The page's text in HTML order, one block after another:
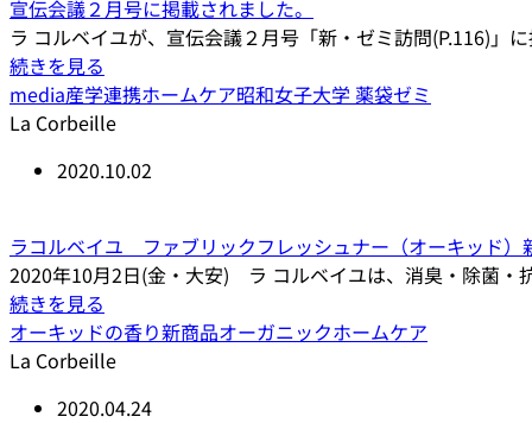
宣伝会議２月号に掲載されました。
ラ コルベイユが、宣伝会議２月号「新・ゼミ訪問(P.116)」
続きを見る
media産学連携ホームケア昭和女子大学 薬袋ゼミ
La Corbeille
2020.10.02
ラコルベイユ ファブリックフレッシュナー（オーキッド）
2020年10月2日(金・大安) ラ コルベイユは、消臭・除菌
続きを見る
オーキッドの香り新商品オーガニックホームケア
La Corbeille
2020.04.24